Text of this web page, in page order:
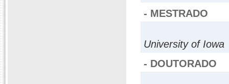
- MESTRADO
University of Iowa
- DOUTORADO